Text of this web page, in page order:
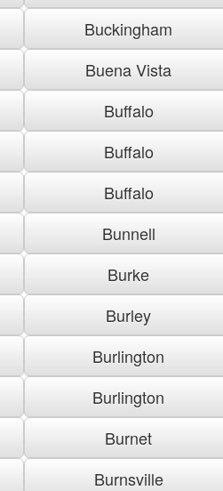
Buckingham
Buena Vista
Buffalo
Buffalo
Buffalo
Bunnell
Burke
Burley
Burlington
Burlington
Burnet
Burnsville